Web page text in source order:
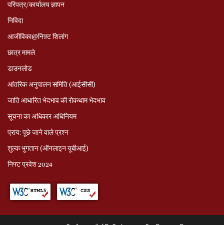
परिपत्र/कार्यालय ज्ञापन
निविदा
आजीविका@निफ़्ट शिलांग
छात्र मामले
डाउनलोड
आंतरिक अनुपालन समिति (आईसीसी)
जाति आधारित भेदभाव की रोकथाम भेदभाव
सूचना का अधिकार अधिनियम
प्राय: पूछे जाने वाले प्रश्‍न
शुल्क भुगतान (ऑनलाइन यूबीआई)
निफ्ट प्रवेश 2024